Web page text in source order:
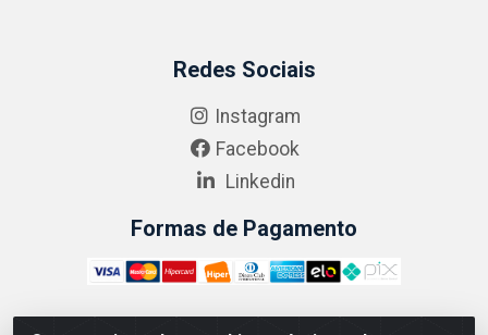
Redes Sociais
Instagram
Facebook
Linkedin
Formas de Pagamento